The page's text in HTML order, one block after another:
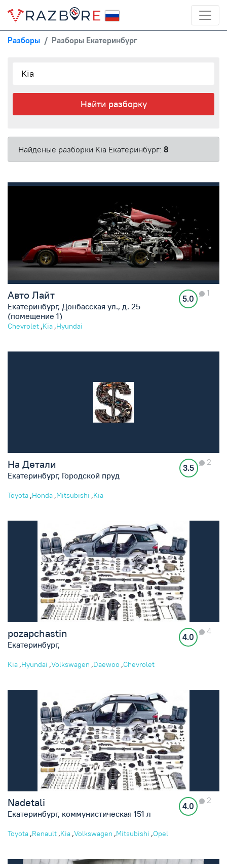
Разборы Разборы Екатеринбург
Найти разборку
Найденые разборки Kia Екатеринбург: 8
Авто Лайт
Екатеринбург, Донбасская ул., д. 25
(помещение 1)
5.0
1
Chevrolet ,Kia ,Hyundai
На Детали
Екатеринбург, Городской пруд
3.5
2
Toyota ,Honda ,Mitsubishi ,Kia
pozapchastin
Екатеринбург,
4.0
4
Kia ,Hyundai ,Volkswagen ,Daewoo ,Chevrolet
Nadetali
Екатеринбург, коммунистическая 151 л
4.0
2
Toyota ,Renault ,Kia ,Volkswagen ,Mitsubishi ,Opel